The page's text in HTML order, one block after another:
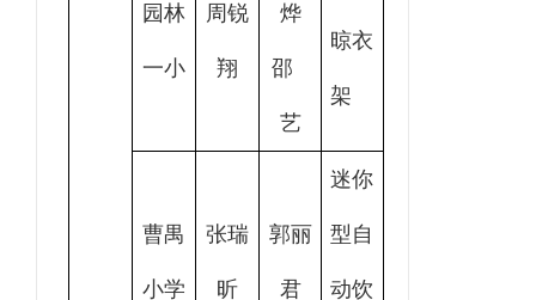
园林
一小
周锐
翔
烨
邵
艺
晾衣
架
曹禺
小学
张瑞
昕
郭丽
君
迷你
型自
动饮